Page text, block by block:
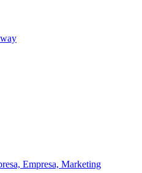
Empresa, Marketing